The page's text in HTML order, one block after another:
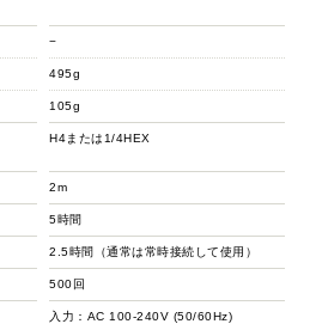
−
495g
105g
H4または1/4HEX
2m
5時間
2.5時間（通常は常時接続して使用）
500回
入力：AC 100-240V (50/60Hz)